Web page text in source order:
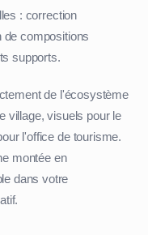
: correction
de compositions
supports.
de l'écosystème
village, visuels pour le
l'office de tourisme.
montée en
dans votre